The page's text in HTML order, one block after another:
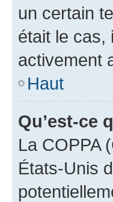
un certain
était le cas,
activement
Haut
Qu’est-ce
La COPPA
États-Unis